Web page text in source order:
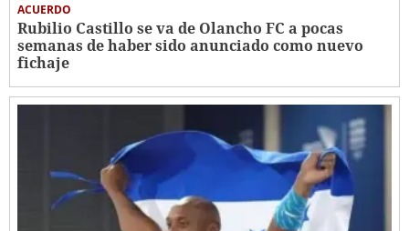
ACUERDO
Rubilio Castillo se va de Olancho FC a pocas
semanas de haber sido anunciado como nuevo
fichaje